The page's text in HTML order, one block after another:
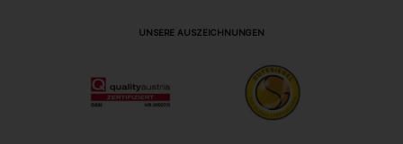
UNSERE AUSZEICHNUNGEN